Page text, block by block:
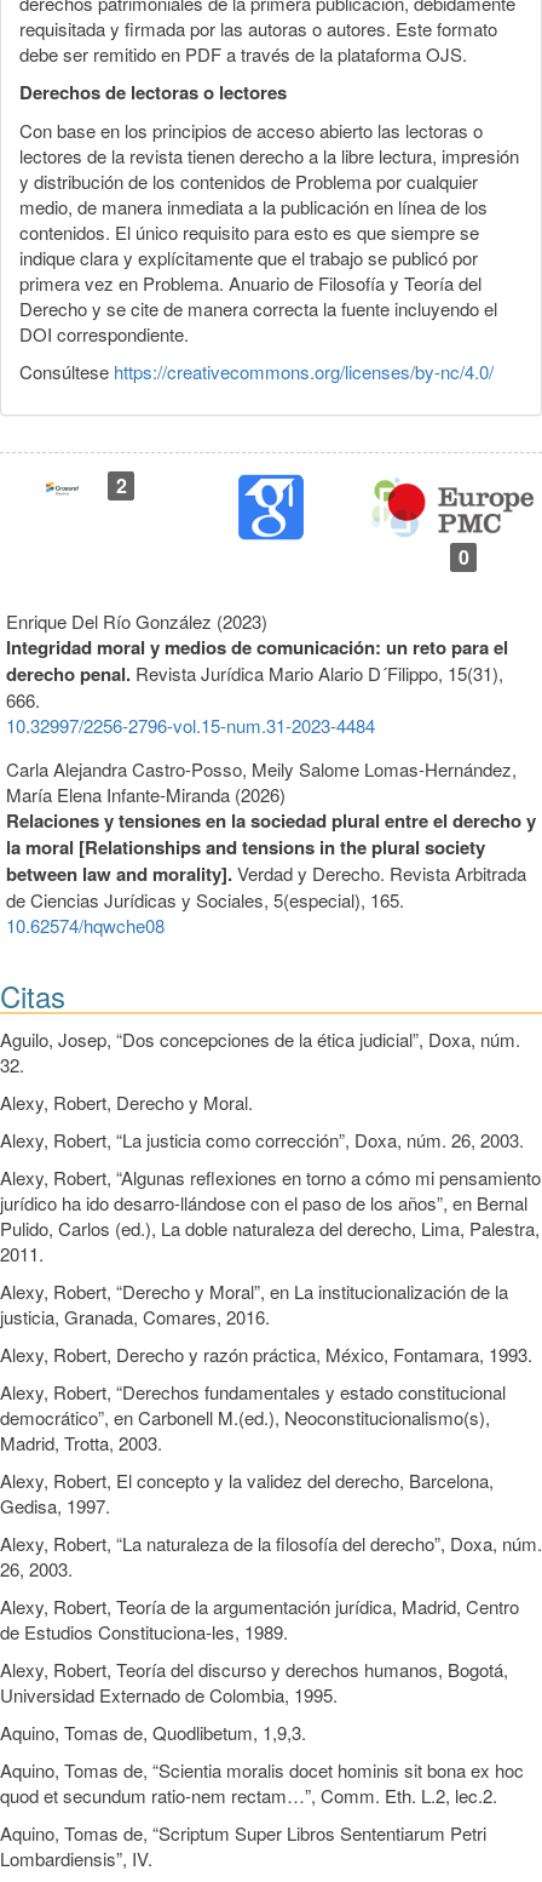
requisitada y firmada por las autoras o autores. Este formato
debe ser remitido en PDF a través de la plataforma OJS.
Derechos de lectoras o lectores
Con base en los principios de acceso abierto las lectoras o
lectores de la revista tienen derecho a la libre lectura, impresión
y distribución de los contenidos de Problema por cualquier
medio, de manera inmediata a la publicación en línea de los
contenidos. El único requisito para esto es que siempre se
indique clara y explícitamente que el trabajo se publicó por
primera vez en Problema. Anuario de Filosofía y Teoría del
Derecho y se cite de manera correcta la fuente incluyendo el
DOI correspondiente.
Consúltese https://creativecommons.org/licenses/by-nc/4.0/
2
0
Enrique Del Río González (2023)
Integridad moral y medios de comunicación: un reto para el
derecho penal. Revista Jurídica Mario Alario D´Filippo, 15(31),
666.
10.32997/2256-2796-vol.15-num.31-2023-4484
Carla Alejandra Castro-Posso, Meily Salome Lomas-Hernández,
María Elena Infante-Miranda (2026)
Relaciones y tensiones en la sociedad plural entre el derecho y
la moral [Relationships and tensions in the plural society
between law and morality].Verdad y Derecho. Revista Arbitrada
de Ciencias Jurídicas y Sociales, 5(especial), 165.
10.62574/hqwche08
Citas
Aguilo, Josep, “Dos concepciones de la ética judicial”, Doxa, núm.
32.
Alexy, Robert, Derecho y Moral.
Alexy, Robert, “La justicia como corrección”, Doxa, núm. 26, 2003.
Alexy, Robert, “Algunas reflexiones en torno a cómo mi pensamiento
jurídico ha ido desarro-llándose con el paso de los años”, en Bernal
Pulido, Carlos (ed.), La doble naturaleza del derecho, Lima, Palestra,
2011.
Alexy, Robert, “Derecho y Moral”, en La institucionalización de la
justicia, Granada, Comares, 2016.
Alexy, Robert, Derecho y razón práctica, México, Fontamara, 1993.
Alexy, Robert, “Derechos fundamentales y estado constitucional
democrático”, en Carbonell M.(ed.), Neoconstitucionalismo(s),
Madrid, Trotta, 2003.
Alexy, Robert, El concepto y la validez del derecho, Barcelona,
Gedisa, 1997.
Alexy, Robert, “La naturaleza de la filosofía del derecho”, Doxa, núm.
26, 2003.
Alexy, Robert, Teoría de la argumentación jurídica, Madrid, Centro
de Estudios Constituciona-les, 1989.
Alexy, Robert, Teoría del discurso y derechos humanos, Bogotá,
Universidad Externado de Colombia, 1995.
Aquino, Tomas de, Quodlibetum, 1,9,3.
Aquino, Tomas de, “Scientia moralis docet hominis sit bona ex hoc
quod et secundum ratio-nem rectam…”, Comm. Eth. L.2, lec.2.
Aquino, Tomas de, “Scriptum Super Libros Sententiarum Petri
Lombardiensis”, IV.